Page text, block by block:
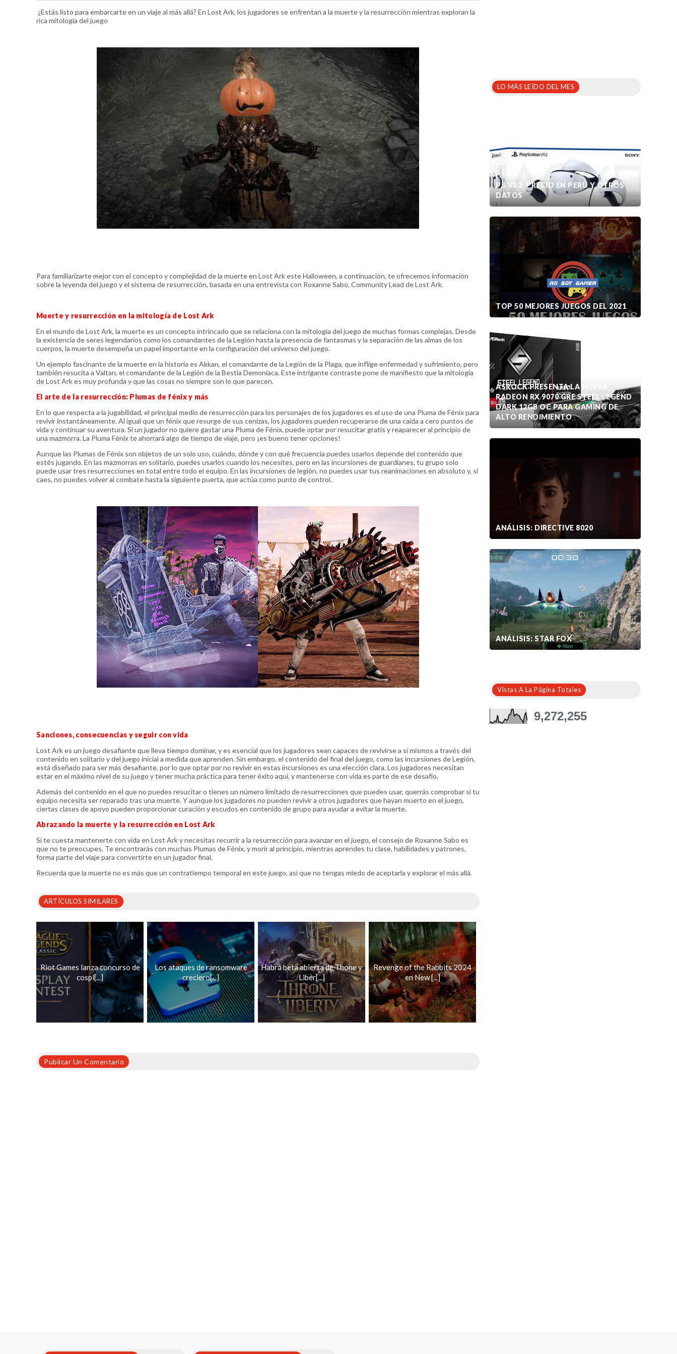
¿Estás listo para embarcarte en un viaje al más allá? En Lost Ark, los jugadores se enfrentan a la muerte y la resurrección mientras exploran la
rica mitología del juego
Para familiarizarte mejor con el concepto y complejidad de la muerte en Lost Ark este Halloween, a continuación, te ofrecemos información
sobre la leyenda del juego y el sistema de resurrección, basada en una entrevista con Roxanne Sabo, Community Lead de Lost Ark.
Muerte y resurrección en la mitología de Lost Ark
En el mundo de Lost Ark, la muerte es un concepto intrincado que se relaciona con la mitología del juego de muchas formas complejas. Desde
la existencia de seres legendarios como los comandantes de la Legión hasta la presencia de fantasmas y la separación de las almas de los
cuerpos, la muerte desempeña un papel importante en la configuración del universo del juego.
Un ejemplo fascinante de la muerte en la historia es Akkan, el comandante de la Legión de la Plaga, que inflige enfermedad y sufrimiento, pero
también resucita a Valtan, el comandante de la Legión de la Bestia Demoníaca. Este intrigante contraste pone de manifiesto que la mitología
de Lost Ark es muy profunda y que las cosas no siempre son lo que parecen.
El arte de la resurrección: Plumas de fénix y más
En lo que respecta a la jugabilidad, el principal medio de resurrección para los personajes de los jugadores es el uso de una Pluma de Fénix para
revivir instantáneamente. Al igual que un fénix que resurge de sus cenizas, los jugadores pueden recuperarse de una caída a cero puntos de
vida y continuar su aventura. Si un jugador no quiere gastar una Pluma de Fénix, puede optar por resucitar gratis y reaparecer al principio de
una mazmorra. La Pluma Fénix te ahorrará algo de tiempo de viaje, pero ¡es bueno tener opciones!
Aunque las Plumas de Fénix son objetos de un solo uso, cuándo, dónde y con qué frecuencia puedes usarlos depende del contenido que
estés jugando. En las mazmorras en solitario, puedes usarlos cuando los necesites, pero en las incursiones de guardianes, tu grupo solo
puede usar tres resurrecciones en total entre todo el equipo. En las incursiones de legión, no puedes usar tus reanimaciones en absoluto y, si
caes, no puedes volver al combate hasta la siguiente puerta, que actúa como punto de control.
Sanciones, consecuencias y seguir con vida
Lost Ark es un juego desafiante que lleva tiempo dominar, y es esencial que los jugadores sean capaces de revivirse a sí mismos a través del
contenido en solitario y del juego inicial a medida que aprenden. Sin embargo, el contenido del final del juego, como las incursiones de Legión,
está diseñado para ser más desafiante, por lo que optar por no revivir en estas incursiones es una elección clara. Los jugadores necesitan
estar en el máximo nivel de su juego y tener mucha práctica para tener éxito aquí, y mantenerse con vida es parte de ese desafío.
Además del contenido en el que no puedes resucitar o tienes un número limitado de resurrecciones que puedes usar, querrás comprobar si tu
equipo necesita ser reparado tras una muerte. Y aunque los jugadores no pueden revivir a otros jugadores que hayan muerto en el juego,
ciertas clases de apoyo pueden proporcionar curación y escudos en contenido de grupo para ayudar a evitar la muerte.
Abrazando la muerte y la resurrección en Lost Ark
Si te cuesta mantenerte con vida en Lost Ark y necesitas recurrir a la resurrección para avanzar en el juego, el consejo de Roxanne Sabo es
que no te preocupes. Te encontrarás con muchas Plumas de Fénix, y morir al principio, mientras aprendes tu clase, habilidades y patrones,
forma parte del viaje para convertirte en un jugador final.
Recuerda que la muerte no es más que un contratiempo temporal en este juego, así que no tengas miedo de aceptarla y explorar el más allá.
ARTÍCULOS SIMILARES
Riot Games lanza concurso de
cospl[...]
Los ataques de ransomware
creciero[...]
Habrá beta abierta de Thone y
Liber[...]
Revenge of the Rabbits 2024
en New [...]
Publicar Un Comentario
LO MÁS LEÍDO DEL MES
PS VR2: PRECIO EN PERÚ Y OTROS
DATOS
TOP 50 MEJORES JUEGOS DEL 2021
ASROCK PRESENTA LA NUEVA
RADEON RX 9070 GRE STEEL LEGEND
DARK 12GB OC PARA GAMING DE
ALTO RENDIMIENTO
ANÁLISIS: DIRECTIVE 8020
ANÁLISIS: STAR FOX
Vistas A La Página Totales
9,272,255